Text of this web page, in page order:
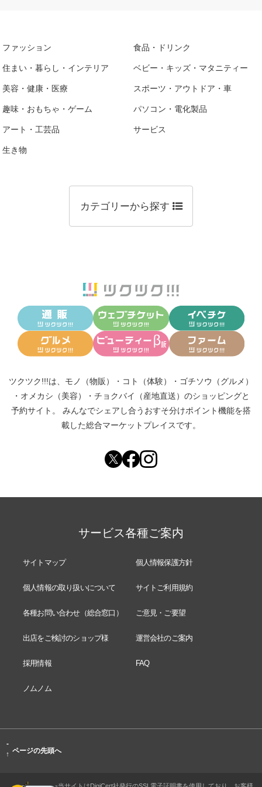
ファッション 食品・ドリンク
住まい・暮らし・インテリア ベビー・キッズ・マタニティー
美容・健康・医療 スポーツ・アウトドア・車
趣味・おもちゃ・ゲーム パソコン・電化製品
アート・工芸品 サービス
生き物
カテゴリーから探す
ツクツク!!!は、 モノ（物販） ・ コト（体験） ・ ゴチソウ（グルメ）
・ オメカシ（美容） ・ チョクバイ（産地直送） のショッピングと
予約サイト。
みんなでシェアし合う おすそ分けポイント機能を搭
載した総合マーケットプレイスです。
サービス各種ご案内
サイトマップ 個人情報保護方針
個人情報の取り扱いについて サイトご利用規約
各種お問い合わせ（総合窓口） ご意見・ご要望
出店をご検討のショップ様 運営会社のご案内
採用情報 FAQ
ノムノム
-
↑ ページの先頭へ